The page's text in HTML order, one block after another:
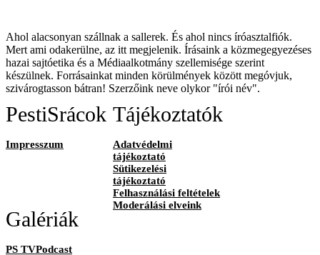
Ahol alacsonyan szállnak a sallerek. És ahol nincs íróasztalfiók.
Mert ami odakerülne, az itt megjelenik. Írásaink a közmegegyezéses
hazai sajtóetika és a Médiaalkotmány szellemisége szerint
készülnek. Forrásainkat minden körülmények között megóvjuk,
szivárogtasson bátran! Szerzőink neve olykor "írói név".
PestiSrácok
Impresszum
Tájékoztatók
Adatvédelmi
tájékoztató
Sütikezelési
tájékoztató
Felhasználási feltételek
Moderálási elveink
Galériák
PS TVPodcast